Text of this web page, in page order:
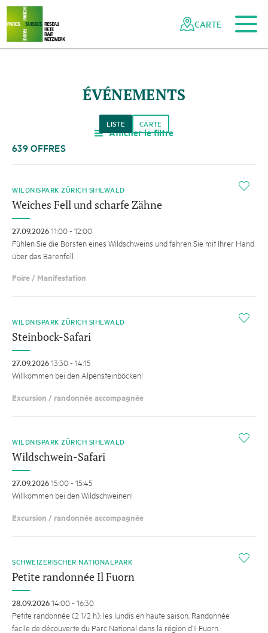
Naviguer
dans
réseau
Navigation
rapide
Vers le contenu principal
Vers la navigation mobile
Vers la recherche
Vers la zone des pieds
Vers le plan du site
CARTE
ÉVÉNEMENTS
a Afficher le filtre
LISTE CARTE
639 OFFRES
i
WILDNISPARK ZÜRICH SIHLWALD
Weiches Fell und scharfe Zähne
27.09.202611:00 - 12:00
Fühlen Sie die Borsten eines Wildschweins und fahren Sie mit Ihrer Hand
über das Bärenfell.
Foire / Manifestation
i
WILDNISPARK ZÜRICH SIHLWALD
Steinbock-Safari
27.09.202613:30 - 14:15
Willkommen bei den Alpensteinböcken!
Excursion / randonnée accompagnée
i
WILDNISPARK ZÜRICH SIHLWALD
Wildschwein-Safari
27.09.202615:00 - 15:45
Willkommen bei den Wildschweinen!
Excursion / randonnée accompagnée
i
SCHWEIZERISCHER NATIONALPARK
Petite randonnée Il Fuorn
28.09.202614:00 - 16:30
Petite randonnée (2 1/2 h): les lundis en haute saison. Randonnée
facile de découverte du Parc National dans la région d’Il Fuorn.